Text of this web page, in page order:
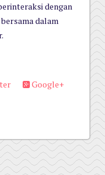
dengan
dalam
Google+